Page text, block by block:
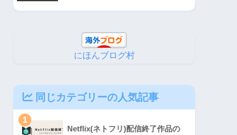
にほんブログ村
同じカテゴリーの人気記事
1
Netflix(ネトフリ)配信終了作品の